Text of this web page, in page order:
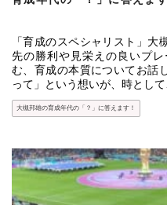
「育成のスペシャリスト」大
先の勝利や見栄えの良いプ
む、育成の本質についてお話
って」という想いが、時として
大槻邦雄の育成年代の「？」に答えます！